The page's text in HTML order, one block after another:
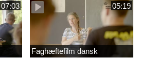
07:03 05:19
Faghæftefilm dansk